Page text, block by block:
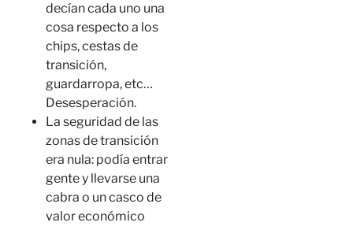
decían cada uno una
cosa respecto a los
chips, cestas de
transición,
guardarropa, etc…
Desesperación.
La seguridad de las
zonas de transición
era nula: podía entrar
gente y llevarse una
cabra o un casco de
valor económico